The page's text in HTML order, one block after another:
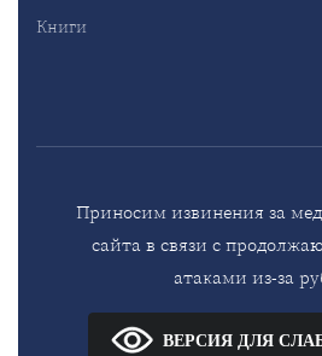
Книги
Приносим извинения за
сайта в связи с
атаками из-за
ВЕРСИЯ ДЛЯ